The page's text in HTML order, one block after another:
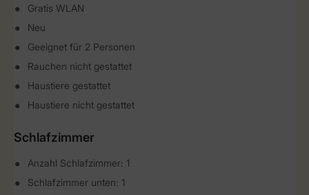
Gratis WLAN
Neu
Geeignet für 2 Personen
Rauchen nicht gestattet
Haustiere gestattet
Haustiere nicht gestattet
Schlafzimmer
Anzahl Schlafzimmer: 1
Schlafzimmer unten: 1